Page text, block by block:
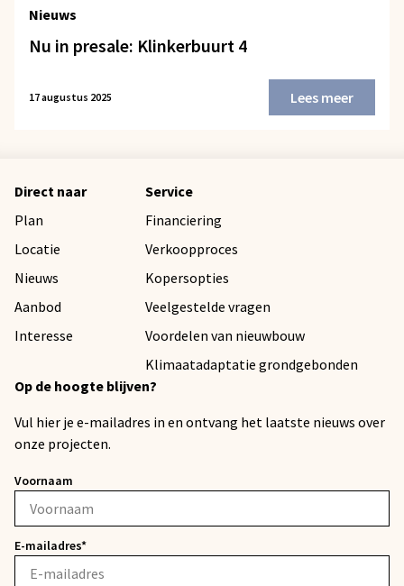
Nieuws
Nu in presale: Klinkerbuurt 4
17 augustus 2025 Lees meer
Direct naar
Plan
Locatie
Nieuws
Aanbod
Interesse
Service
Financiering
Verkoopproces
Kopersopties
Veelgestelde vragen
Voordelen van nieuwbouw
Klimaatadaptatie grondgebonden
Op de hoogte blijven?
Vul hier je e-mailadres in en ontvang het laatste nieuws over
onze projecten.
Voornaam
E-mailadres*